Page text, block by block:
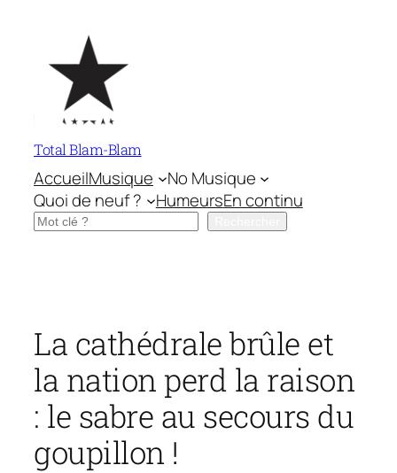
contenu
Total Blam-Blam
AccueilMusique
No Musique
Quoi de neuf ?
HumeursEn continu
Rechercher
La cathédrale brûle et
la nation perd la raison
: le sabre au secours du
goupillon !